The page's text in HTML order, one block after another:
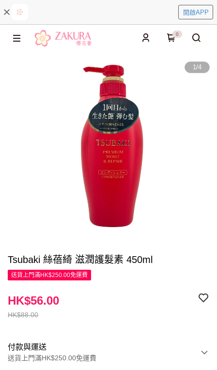
開啟APP
0
1/4
Tsubaki 絲蓓綺 滋潤護髮素 450ml
送貨上門滿HK$250.00免運費
HK$88.00
HK$56.00
付款與運送
送貨上門滿HK$250.00免運費